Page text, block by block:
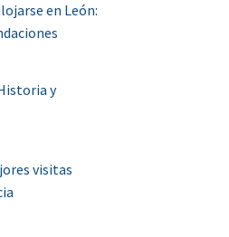
en León:
y
visitas